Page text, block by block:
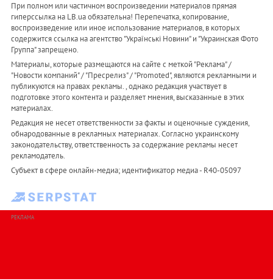
При полном или частичном воспроизведении материалов прямая
гиперссылка на LB.ua обязательна! Перепечатка, копирование,
воспроизведение или иное использование материалов, в которых
содержится ссылка на агентство "Українськi Новини" и "Украинская Фото
Группа" запрещено.
Материалы, которые размещаются на сайте с меткой "Реклама" /
"Новости компаний" / "Пресрелиз" / "Promoted", являются рекламными и
публикуются на правах рекламы. , однако редакция участвует в
подготовке этого контента и разделяет мнения, высказанные в этих
материалах.
Редакция не несет ответственности за факты и оценочные суждения,
обнародованные в рекламных материалах. Согласно украинскому
законодательству, ответственность за содержание рекламы несет
рекламодатель.
Субъект в сфере онлайн-медиа; идентификатор медиа - R40-05097
РЕКЛАМА